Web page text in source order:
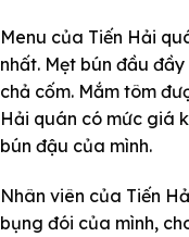
Menu của Tiến Hải
nhất. Mẹt bún đầu
chả cốm. Mắm tôm
Hải quán có mức giá
bún đậu của mình.
Nhân viên của Tiến
bụng đói của mình,